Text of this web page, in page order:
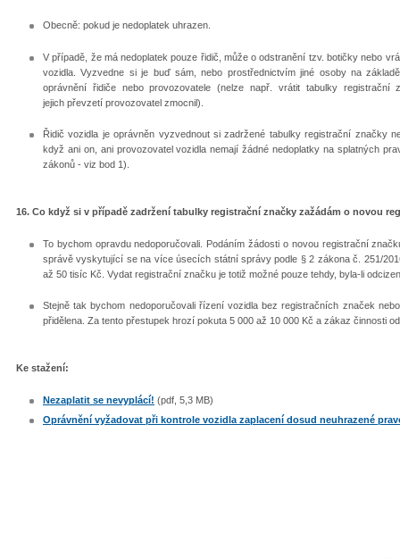
Obecně: pokud je nedoplatek uhrazen.
V případě, že má nedoplatek pouze řidič, může o odstranění tzv. botičky nebo
vozidla. Vyzvedne si je buď sám, nebo prostřednictvím jiné osoby na
oprávnění řidiče nebo provozovatele (nelze např. vrátit tabulky
jejich převzetí provozovatel zmocnil).
Řidič vozidla je oprávněn vyzvednout si zadržené tabulky registrační značky
když ani on, ani provozovatel vozidla nemají žádné nedoplatky na splatných
zákonů - viz bod 1).
16. Co když si v případě zadržení tabulky registrační značky zažádám o novou
To bychom opravdu nedoporučovali. Podáním žádosti o novou registrační
správě vyskytující se na více úsecích státní správy podle § 2 zákona č. 251/
až 50 tisíc Kč. Vydat registrační značku je totiž možné pouze tehdy, byla-li
Stejně tak bychom nedoporučovali řízení vozidla bez registračních značek
přidělena. Za tento přestupek hrozí pokuta 5 000 až 10 000 Kč a zákaz činnosti
Ke stažení:
Nezaplatit se nevyplácí! (pdf, 5,3 MB)
Oprávnění vyžadovat při kontrole vozidla zaplacení dosud neuhrazené